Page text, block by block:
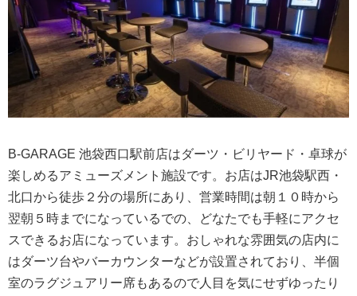
B-GARAGE 池袋西口駅前店はダーツ・ビリヤード・卓球が
楽しめるアミューズメント施設です。お店はJR池袋駅西・
北口から徒歩２分の場所にあり、営業時間は朝１０時から
翌朝５時までになっているでの、どなたでも手軽にアクセ
スできるお店になっています。おしゃれな雰囲気の店内に
はダーツ台やバーカウンターなどが設置されており、半個
室のラグジュアリー席もあるので人目を気にせずゆったり